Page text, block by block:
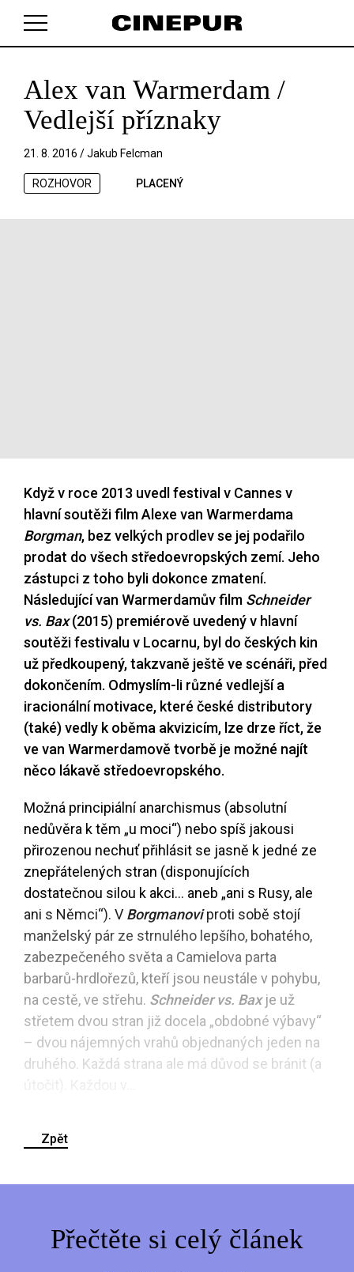
V košíku zatím nemáte žádné položky.
Alex van Warmerdam /
Vedlejší příznaky
21. 8. 2016 /Jakub Felcman
ROZHOVOR PLACENÝ
Když v roce 2013 uvedl festival v Cannes v
hlavní soutěži film Alexe van Warmerdama
Borgman, bez velkých prodlev se jej podařilo
prodat do všech středoevropských zemí. Jeho
zástupci z toho byli dokonce zmatení.
Následující van Warmerdamův film Schneider
vs. Bax(2015) premiérově uvedený v hlavní
soutěži festivalu v Locarnu, byl do českých kin
už předkoupený, takzvaně ještě ve scénáři, před
dokončením. Odmyslím-li různé vedlejší a
iracionální motivace, které české distributory
(také) vedly k oběma akvizicím, lze drze říct, že
ve van Warmerdamově tvorbě je možné najít
něco lákavě středoevropského.
Možná principiální anarchismus (absolutní
nedůvěra k těm „u moci“) nebo spíš jakousi
přirozenou nechuť přihlásit se jasně k jedné ze
znepřátelených stran (disponujících
dostatečnou silou k akci… aneb „ani s Rusy, ale
ani s Němci“). V Borgmanovi proti sobě stojí
manželský pár ze strnulého lepšího, bohatého,
zabezpečeného světa a Camielova parta
barbarů-hrdlořezů, kteří jsou neustále v pohybu,
na cestě, ve střehu. Schneider vs. Bax je už
střetem dvou stran již docela „obdobné výbavy“
– dvou nájemných vrahů objednaných jeden na
druhého. Každá strana ale má důvod se bránit (a
Zpět
Přečtěte si celý článek